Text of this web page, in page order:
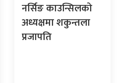
नर्सिङ काउन्सिलको
अध्यक्षमा शकुन्तला
प्रजापति